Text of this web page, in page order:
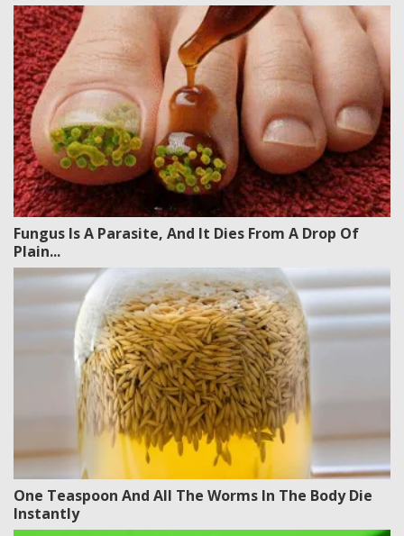
Fungus Is A Parasite, And It Dies From A Drop Of
Plain...
One Teaspoon And All The Worms In The Body Die
Instantly